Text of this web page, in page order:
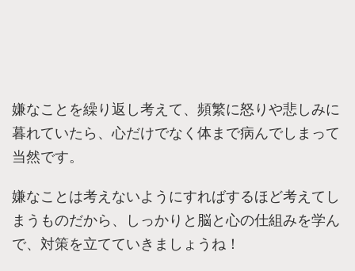
嫌なことを繰り返し考えて、頻繁に怒りや悲しみに
暮れていたら、心だけでなく体まで病んでしまって
当然です。
嫌なことは考えないようにすればするほど考えてし
まうものだから、しっかりと脳と心の仕組みを学ん
で、対策を立てていきましょうね！